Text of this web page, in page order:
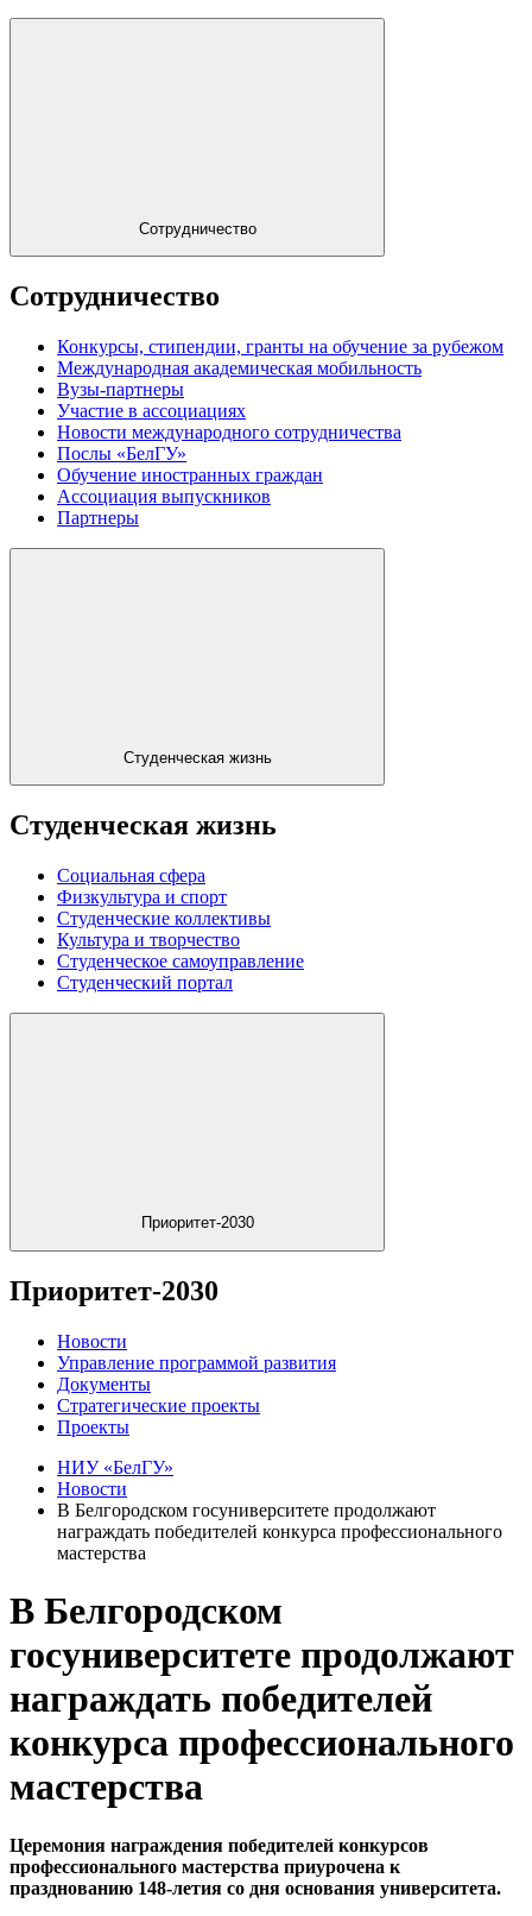
Сотрудничество
Сотрудничество
Конкурсы, стипендии, гранты на обучение за рубежом
Международная академическая мобильность
Вузы-партнеры
Участие в ассоциациях
Новости международного сотрудничества
Послы «БелГУ»
Обучение иностранных граждан
Ассоциация выпускников
Партнеры
Студенческая жизнь
Студенческая жизнь
Социальная сфера
Физкультура и спорт
Студенческие коллективы
Культура и творчество
Студенческое самоуправление
Студенческий портал
Приоритет-2030
Приоритет-2030
Новости
Управление программой развития
Документы
Стратегические проекты
Проекты
НИУ «БелГУ»
Новости
В Белгородском госуниверситете продолжают
награждать победителей конкурса профессионального
мастерства
В Белгородском
госуниверситете продолжают
награждать победителей
конкурса профессионального
мастерства
Церемония награждения победителей конкурсов
профессионального мастерства приурочена к
празднованию 148-летия со дня основания университета.